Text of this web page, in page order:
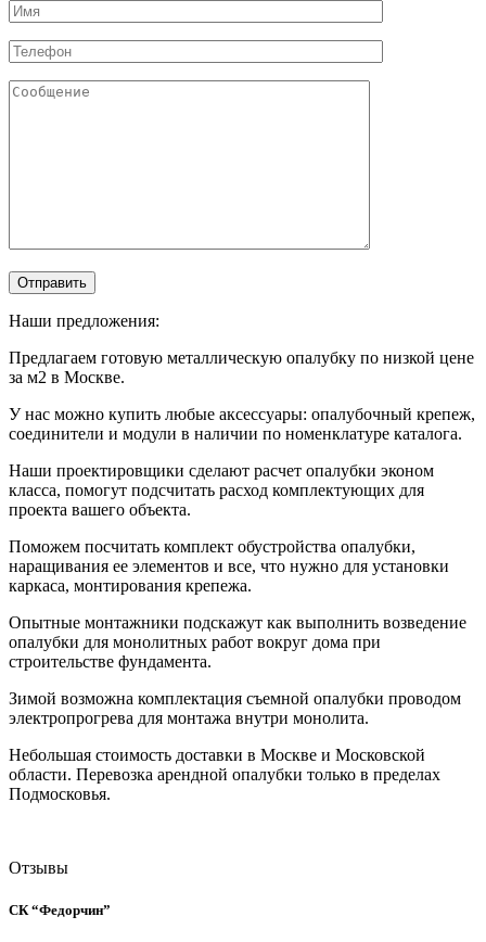
Наши предложения:
Предлагаем готовую металлическую опалубку по низкой цене
за м2 в Москве.
У нас можно купить любые аксессуары: опалубочный крепеж,
соединители и модули в наличии по номенклатуре каталога.
Наши проектировщики сделают расчет опалубки эконом
класса, помогут подсчитать расход комплектующих для
проекта вашего объекта.
Поможем посчитать комплект обустройства опалубки,
наращивания ее элементов и все, что нужно для установки
каркаса, монтирования крепежа.
Опытные монтажники подскажут как выполнить возведение
опалубки для монолитных работ вокруг дома при
строительстве фундамента.
Зимой возможна комплектация съемной опалубки проводом
электропрогрева для монтажа внутри монолита.
Небольшая стоимость доставки в Москве и Московской
области. Перевозка арендной опалубки только в пределах
Подмосковья.
Отзывы
СК “Федорчин”